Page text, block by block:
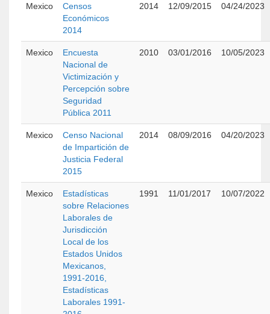
Mexico
Censos
Económicos
2014
2014 12/09/2015 04/24/2023
Mexico
Encuesta
Nacional de
Victimización y
Percepción sobre
Seguridad
Pública 2011
2010 03/01/2016 10/05/2023
Mexico
Censo Nacional
de Impartición de
Justicia Federal
2015
2014 08/09/2016 04/20/2023
Mexico
Estadísticas
sobre Relaciones
Laborales de
Jurisdicción
Local de los
Estados Unidos
Mexicanos,
1991-2016,
Estadísticas
Laborales 1991-
1991 11/01/2017 10/07/2022